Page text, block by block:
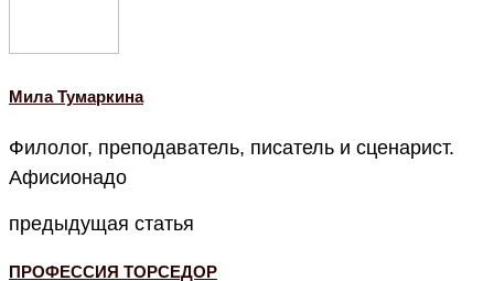
Мила Тумаркина
Филолог, преподаватель, писатель и сценарист.
Афисионадо
предыдущая статья
ПРОФЕССИЯ ТОРСЕДОР